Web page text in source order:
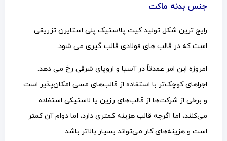
جنس بدنه ماکت
رایج ترین شکل تولید کیت پلاستیک پلی استایرن تزریقی
است که در قالب های فولادی قالب گیری می شود.
امروزه این امر عمدتاً در آسیا و اروپای شرقی رخ می دهد.
اجراهای کوچک‌تر با استفاده از قالب‌های مسی امکان‌پذیر است
و برخی از شرکت‌ها از قالب‌های رزین یا لاستیکی استفاده
می‌کنند، اما اگرچه قالب هزینه کمتری دارد، اما دوام آن کمتر
است و هزینه‌های کار می‌تواند بسیار بالاتر باشد.